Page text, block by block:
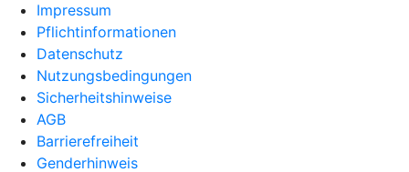
Impressum
Pflichtinformationen
Datenschutz
Nutzungsbedingungen
Sicherheitshinweise
AGB
Barrierefreiheit
Genderhinweis